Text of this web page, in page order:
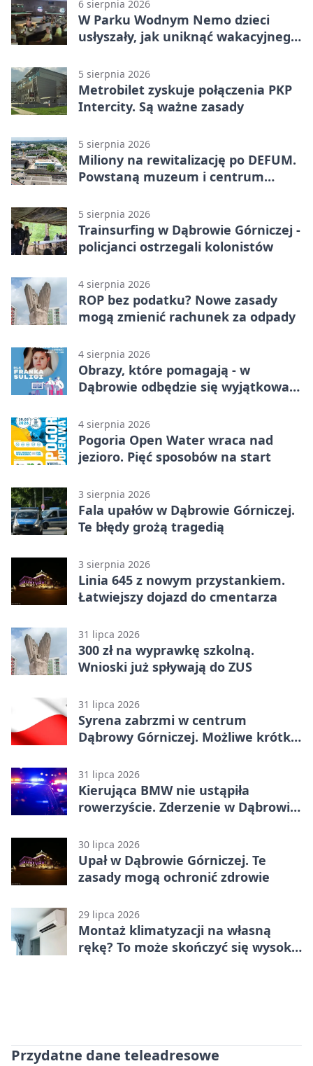
6 sierpnia 2026
W Parku Wodnym Nemo dzieci
usłyszały, jak uniknąć wakacyjnego
5 sierpnia 2026
Metrobilet zyskuje połączenia PKP
Intercity. Są ważne zasady
5 sierpnia 2026
Miliony na rewitalizację po DEFUM.
Powstaną muzeum i centrum
5 sierpnia 2026
Trainsurfing w Dąbrowie Górniczej -
policjanci ostrzegali kolonistów
4 sierpnia 2026
ROP bez podatku? Nowe zasady
mogą zmienić rachunek za odpady
4 sierpnia 2026
Obrazy, które pomagają - w
Dąbrowie odbędzie się wyjątkowa
4 sierpnia 2026
Pogoria Open Water wraca nad
jezioro. Pięć sposobów na start
3 sierpnia 2026
Fala upałów w Dąbrowie Górniczej.
Te błędy grożą tragedią
3 sierpnia 2026
Linia 645 z nowym przystankiem.
Łatwiejszy dojazd do cmentarza
31 lipca 2026
300 zł na wyprawkę szkolną.
Wnioski już spływają do ZUS
31 lipca 2026
Syrena zabrzmi w centrum
Dąbrowy Górniczej. Możliwe krótkie
31 lipca 2026
Kierująca BMW nie ustąpiła
rowerzyście. Zderzenie w Dąbrowie
30 lipca 2026
Upał w Dąbrowie Górniczej. Te
zasady mogą ochronić zdrowie
29 lipca 2026
Montaż klimatyzacji na własną
rękę? To może skończyć się wysoką
Przydatne dane teleadresowe